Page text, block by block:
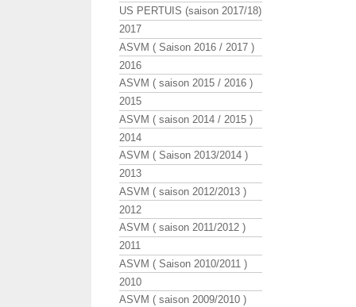
US PERTUIS (saison 2017/18)
2017
ASVM ( Saison 2016 / 2017 )
2016
ASVM ( saison 2015 / 2016 )
2015
ASVM ( saison 2014 / 2015 )
2014
ASVM ( Saison 2013/2014 )
2013
ASVM ( saison 2012/2013 )
2012
ASVM ( saison 2011/2012 )
2011
ASVM ( Saison 2010/2011 )
2010
ASVM ( saison 2009/2010 )